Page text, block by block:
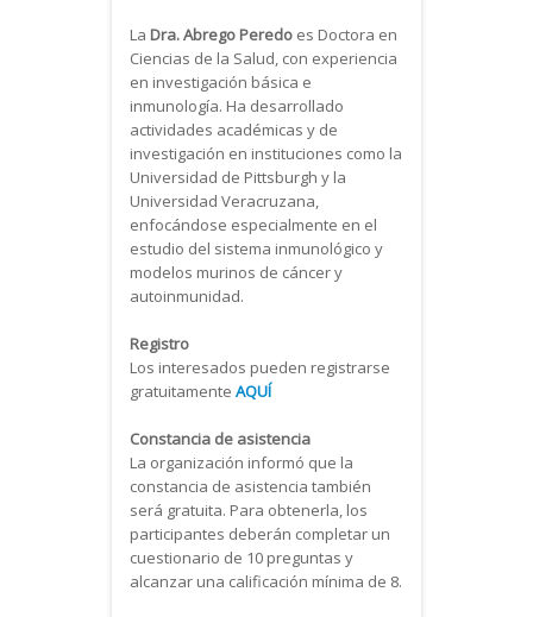
La Dra. Abrego Peredo es Doctora en
Ciencias de la Salud, con experiencia
en investigación básica e
inmunología. Ha desarrollado
actividades académicas y de
investigación en instituciones como la
Universidad de Pittsburgh y la
Universidad Veracruzana,
enfocándose especialmente en el
estudio del sistema inmunológico y
modelos murinos de cáncer y
autoinmunidad.
Registro
Los interesados pueden registrarse
gratuitamente AQUÍ
Constancia de asistencia
La organización informó que la
constancia de asistencia también
será gratuita. Para obtenerla, los
participantes deberán completar un
cuestionario de 10 preguntas y
alcanzar una calificación mínima de 8.